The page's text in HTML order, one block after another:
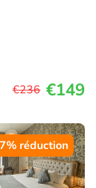
€236 €149
réduction